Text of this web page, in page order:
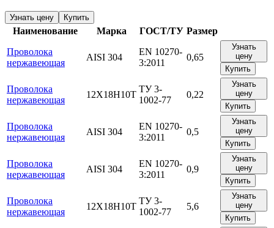
Узнать цену Купить
Наименование Марка ГОСТ/ТУ Размер
Проволока
нержавеющая
AISI 304
EN 10270-
3:2011
0,65
Узнать
цену
Купить
Проволока
нержавеющая
12Х18Н10Т
ТУ 3-
1002-77
0,22
Узнать
цену
Купить
Проволока
нержавеющая
AISI 304
EN 10270-
3:2011
0,5
Узнать
цену
Купить
Проволока
нержавеющая
AISI 304
EN 10270-
3:2011
0,9
Узнать
цену
Купить
Проволока
нержавеющая
12Х18Н10Т
ТУ 3-
1002-77
5,6
Узнать
цену
Купить